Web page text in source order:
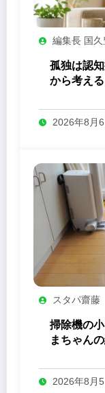
編集長 国久
孤独は認
から考え
2026年8月6
スタパ齋藤
掃除機の
まちゃん
2026年8月5